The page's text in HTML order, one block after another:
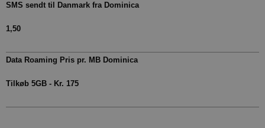
SMS sendt til Danmark fra Dominica
1,50
Data Roaming Pris pr. MB Dominica
Tilkøb 5GB - Kr. 175